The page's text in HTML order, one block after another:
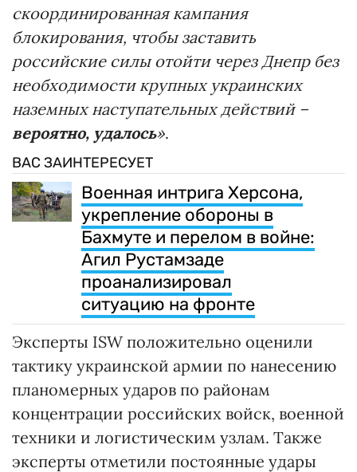
скоординированная кампания
блокирования, чтобы заставить
российские силы отойти через Днепр без
необходимости крупных украинских
наземных наступательных действий –
вероятно, удалось».
ВАС ЗАИНТЕРЕСУЕТ
Военная интрига Херсона,
укрепление обороны в
Бахмуте и перелом в войне:
Агил Рустамзаде
проанализировал
ситуацию на фронте
Эксперты ISW положительно оценили
тактику украинской армии по нанесению
планомерных ударов по районам
концентрации российских войск, военной
техники и логистическим узлам. Также
эксперты отметили постоянные удары